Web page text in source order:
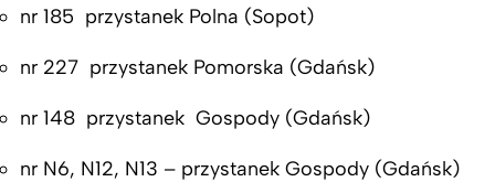
nr 185 przystanek Polna (Sopot)
nr 227 przystanek Pomorska (Gdańsk)
nr 148 przystanek Gospody (Gdańsk)
nr N6, N12, N13 – przystanek Gospody (Gdańsk)